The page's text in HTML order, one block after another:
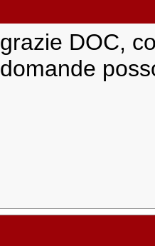
grazie DOC,
domande